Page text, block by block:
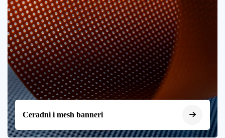
Ceradni i mesh banneri